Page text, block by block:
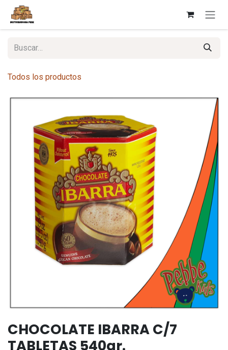
Ir al contenido
Todos los productos
CHOCOLATE IBARRA C/7
TABLETAS 540gr.